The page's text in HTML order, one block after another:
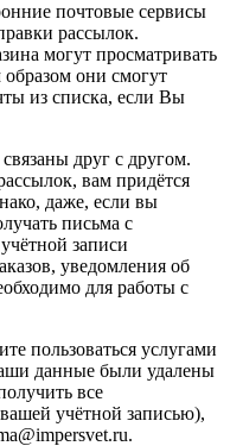
почтовые сервисы
рассылок.
могут просматривать
они смогут
из списка, если Вы
друг с другом.
вам придётся
даже, если вы
письма с
записи
уведомления об
для работы с
пользоваться услугами
данные были удалены
все
учётной записью),